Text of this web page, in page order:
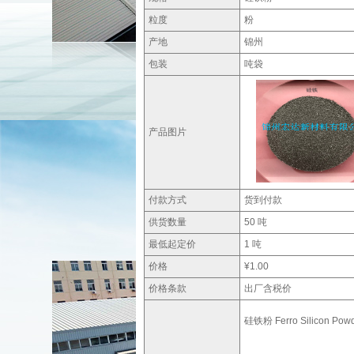
粒度
粉
产地
锦州
包装
吨袋
产品图片
付款方式
货到付款
供货数量
50 吨
最低起定价
1 吨
价格
¥1.00
价格条款
出厂含税价
硅铁粉 Ferro Silicon